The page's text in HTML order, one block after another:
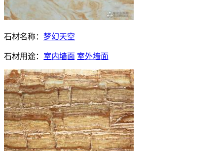
石材名称： 梦幻天空
石材用途： 室内墙面 室外墙面